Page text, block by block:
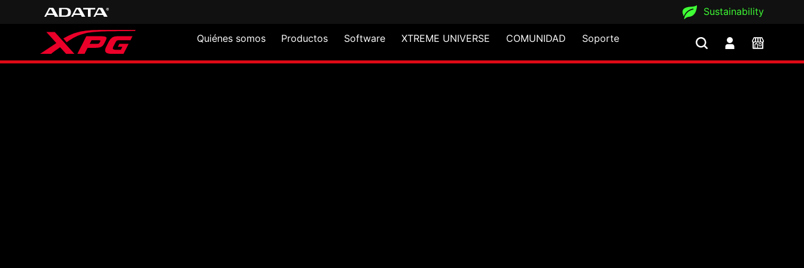
Sustainability
Quiénes somos Productos Software XTREME UNIVERSE COMUNIDAD Soporte